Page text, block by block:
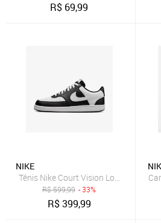
R$ 69,99
NIKE
Tênis Nike Court Vision Low Masculino
R$599,99 - 33%
R$399,99